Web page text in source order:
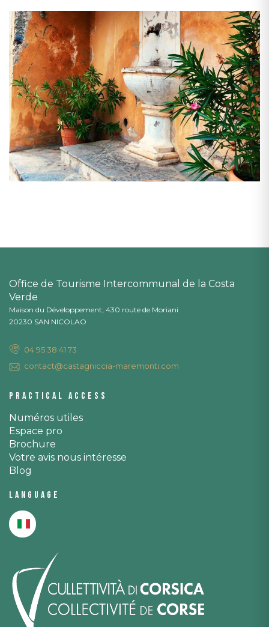
Office de Tourisme Intercommunal de la Costa
Verde
Maison du Développement, 430 route de Moriani
20230 SAN NICOLAO
04 95 38 41 73
contact@castagniccia-maremonti.com
Practical access
Numéros utiles
Espace pro
Brochure
Votre avis nous intéresse
Blog
Language